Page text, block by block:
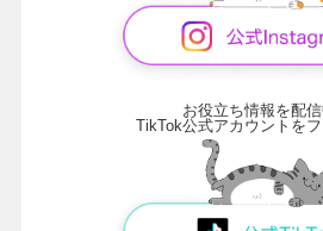
お役立ち情報を配信
TikTok公式アカウントを